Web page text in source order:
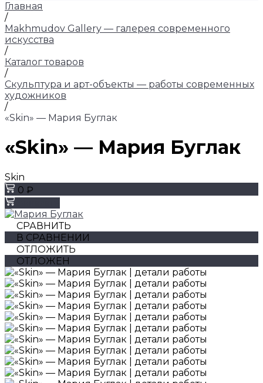
Главная
/
Makhmudov Gallery — галерея современного
искусства
/
Каталог товаров
/
Скульптура и арт-объекты — работы современных
художников
/
«Skin» — Мария Буглак
«Skin» — Мария Буглак
Skin
0 ₽
СРАВНИТЬ
В СРАВНЕНИИ
ОТЛОЖИТЬ
ОТЛОЖЕН